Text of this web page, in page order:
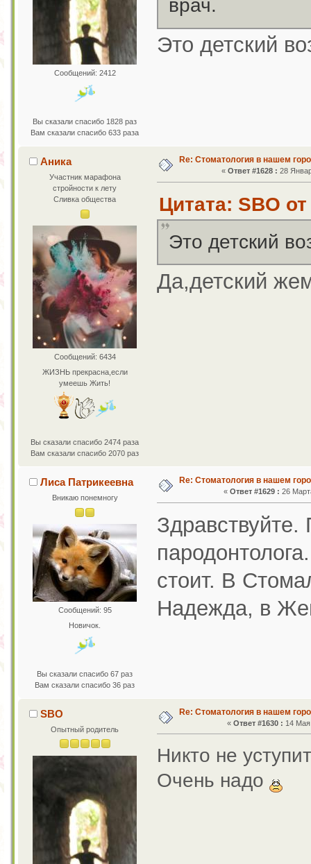
Сообщений: 2412
Вы сказали спасибо 1828 раз
Вам сказали спасибо 633 раза
врач.
Это детский
Аника
Участник марафона
стройности к лету
Сливка общества
Сообщений: 6434
ЖИЗНЬ прекрасна,если
умеешь Жить!
Вы сказали спасибо 2474 раза
Вам сказали спасибо 2070 раз
Re: Стоматология в нашем
« Ответ #1628 : 28
Цитата: SBO
Это детский
Да,детский
Лиса Патрикеевна
Вникаю понемногу
Сообщений: 95
Новичок.
Вы сказали спасибо 67 раз
Вам сказали спасибо 36 раз
Re: Стоматология в нашем
«Ответ #1629 : 26
Здравствуйте.
стоит. В
Надежда, в
SBO
Опытный родитель
Re: Стоматология в нашем
«Ответ #1630 : 14 Мая
Никто не
Очень надо